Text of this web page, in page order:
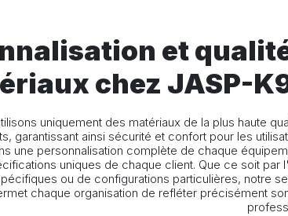
et
chez JASP-
uniquement des matériaux de la plus haute
garantissant ainsi sécurité et confort pour les
une personnalisation complète de chaque
uniques de chaque client. Que ce soit par
ou de configurations particulières, notre
chaque organisation de refléter précisément